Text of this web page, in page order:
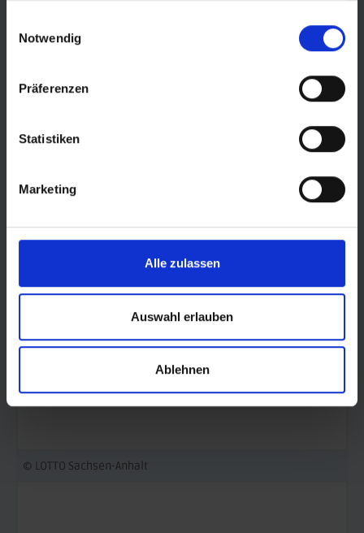
Notwendig
Präferenzen
Statistiken
Marketing
Alle zulassen
Auswahl erlauben
Ablehnen
© Land Sachsen-Anhalt
© LOTTO Sachsen-Anhalt